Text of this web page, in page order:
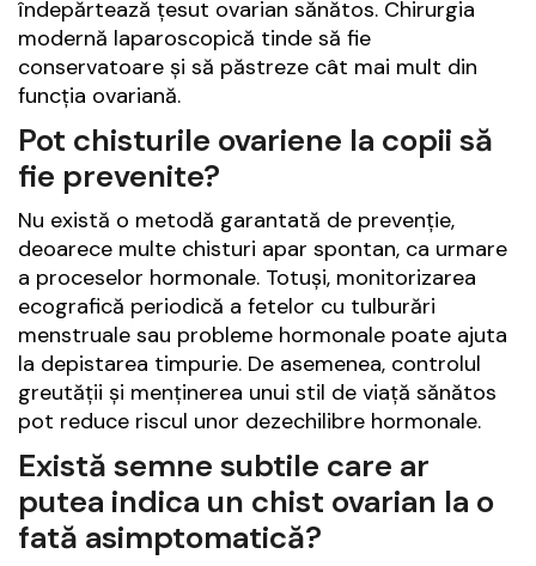
îndepărtează țesut ovarian sănătos. Chirurgia
modernă laparoscopică tinde să fie
conservatoare și să păstreze cât mai mult din
funcția ovariană.
Pot chisturile ovariene la copii să
fie prevenite?
Nu există o metodă garantată de prevenție,
deoarece multe chisturi apar spontan, ca urmare
a proceselor hormonale. Totuși, monitorizarea
ecografică periodică a fetelor cu tulburări
menstruale sau probleme hormonale poate ajuta
la depistarea timpurie. De asemenea, controlul
greutății și menținerea unui stil de viață sănătos
pot reduce riscul unor dezechilibre hormonale.
Există semne subtile care ar
putea indica un chist ovarian la o
fată asimptomatică?